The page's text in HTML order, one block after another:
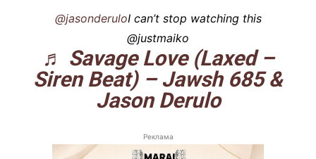
@jasonderuloI can’t stop watching this
@justmaiko
♬ Savage Love (Laxed –
Siren Beat) – Jawsh 685 &
Jason Derulo
Реклама